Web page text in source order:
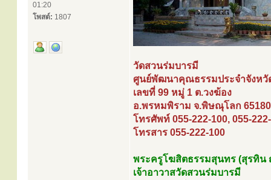
01:20
โพสต์: 1807
วัดสวนร่มบารมี
ศูนย์พัฒนาคุณธรรมประจำจังห
เลขที่ 99 หมู่ 1 ต.วงฆ้อง
อ.พรหมพิราม จ.พิษณุโลก 65180
โทรศัพท์ 055-222-100, 055-
โทรสาร 055-222-100
พระครูโฆสิตธรรมสุนทร (สุรทิ
เจ้าอาวาสวัดสวนร่มบารมี